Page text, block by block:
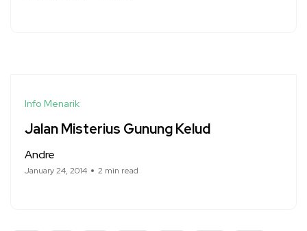
Info Menarik
Jalan Misterius Gunung Kelud
Andre
January 24, 2014 2 min read